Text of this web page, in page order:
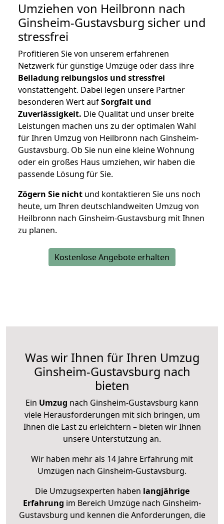
Umziehen von Heilbronn nach
Ginsheim-Gustavsburg sicher und
stressfrei
Profitieren Sie von unserem erfahrenen
Netzwerk für günstige Umzüge oder dass ihre
Beiladung reibungslos und stressfrei
vonstattengeht. Dabei legen unsere Partner
besonderen Wert aufSorgfalt und
Zuverlässigkeit. Die Qualität und unser breite
Leistungen machen uns zu der optimalen Wahl
für Ihren Umzug von Heilbronn nach Ginsheim-
Gustavsburg. Ob Sie nun eine kleine Wohnung
oder ein großes Haus umziehen, wir haben die
passende Lösung für Sie.
Zögern Sie nicht und kontaktieren Sie uns noch
heute, um Ihren deutschlandweiten Umzug von
Heilbronn nach Ginsheim-Gustavsburg mit Ihnen
zu planen.
Kostenlose Angebote erhalten
Was wir Ihnen für Ihren Umzug
Ginsheim-Gustavsburg nach
bieten
Ein Umzug nach Ginsheim-Gustavsburg kann
viele Herausforderungen mit sich bringen, um
Ihnen die Last zu erleichtern – bieten wir Ihnen
unsere Unterstützung an.
Wir haben mehr als 14 Jahre Erfahrung mit
Umzügen nach Ginsheim-Gustavsburg.
Die Umzugsexperten haben langjährige
Erfahrung im Bereich Umzüge nach Ginsheim-
Gustavsburg und kennen die Anforderungen, die